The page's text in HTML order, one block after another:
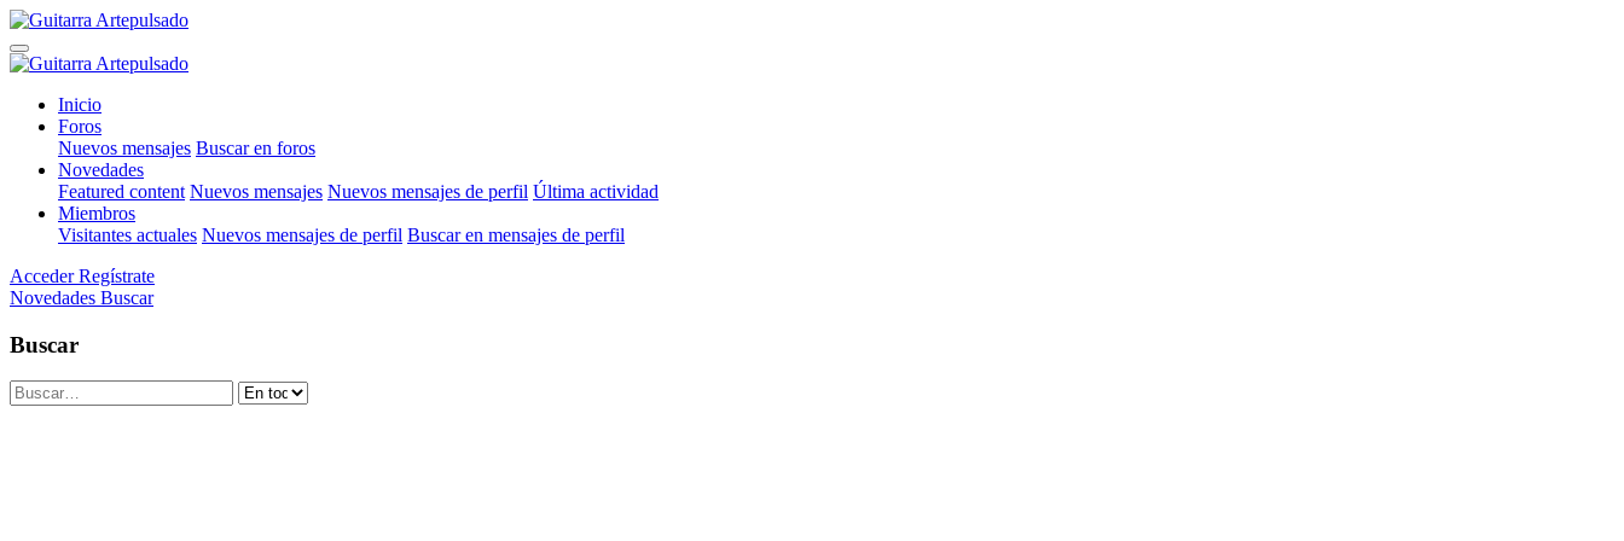
Inicio
Foros
Nuevos mensajes Buscar en foros
Novedades
Featured content Nuevos mensajes Nuevos mensajes de perfil Última actividad
Miembros
Visitantes actuales Nuevos mensajes de perfil Buscar en mensajes de perfil
Acceder Regístrate
Novedades Buscar
Buscar